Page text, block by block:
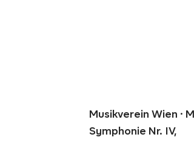
Musikverein Wien ·
Symphonie Nr. IV,